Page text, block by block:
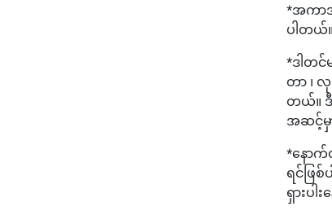
*အကာ
ပါတယ်။
*ဒါတ
တာ ၊
တယ်။
အဆင့်မှ
*နော
ရင်ဖြ
ရှားပါ